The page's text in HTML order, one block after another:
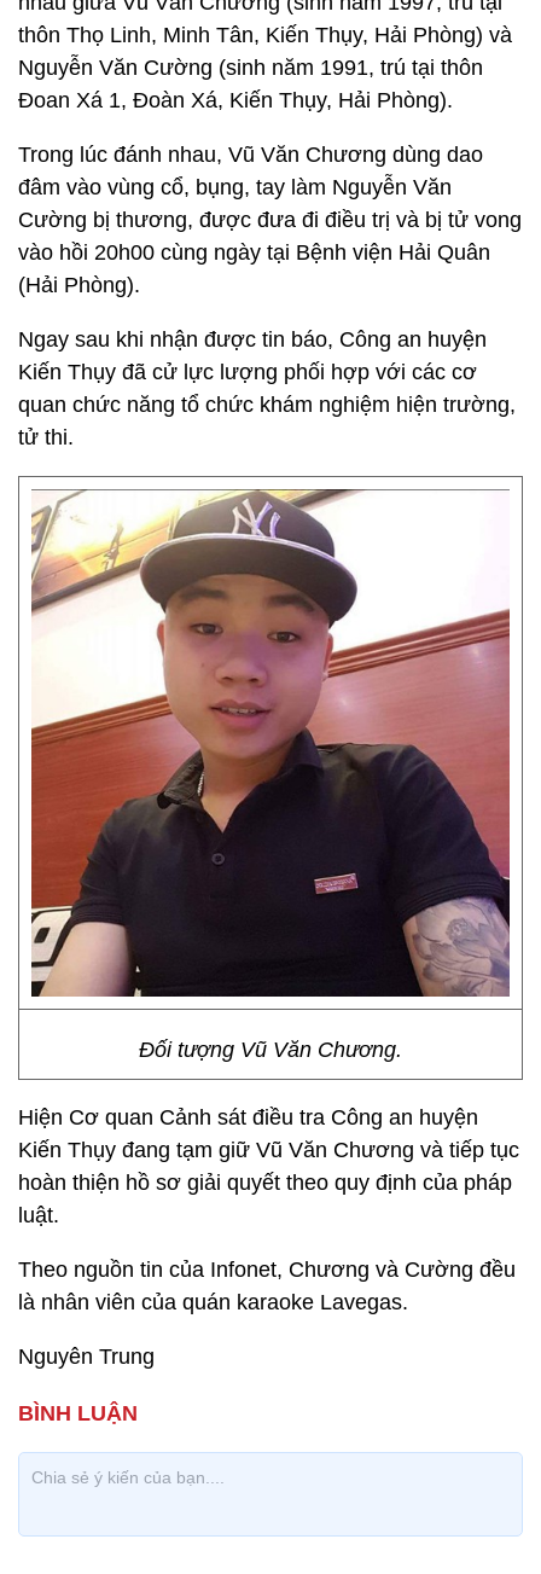
thôn Thọ Linh, Minh Tân, Kiến Thụy, Hải Phòng) và
Nguyễn Văn Cường (sinh năm 1991, trú tại thôn
Đoan Xá 1, Đoàn Xá, Kiến Thụy, Hải Phòng).
Trong lúc đánh nhau, Vũ Văn Chương dùng dao
đâm vào vùng cổ, bụng, tay làm Nguyễn Văn
Cường bị thương, được đưa đi điều trị và bị tử vong
vào hồi 20h00 cùng ngày tại Bệnh viện Hải Quân
(Hải Phòng).
Ngay sau khi nhận được tin báo, Công an huyện
Kiến Thụy đã cử lực lượng phối hợp với các cơ
quan chức năng tổ chức khám nghiệm hiện trường,
tử thi.
Đối tượng Vũ Văn Chương.
Hiện Cơ quan Cảnh sát điều tra Công an huyện
Kiến Thụy đang tạm giữ Vũ Văn Chương và tiếp tục
hoàn thiện hồ sơ giải quyết theo quy định của pháp
luật.
Theo nguồn tin của Infonet, Chương và Cường đều
là nhân viên của quán karaoke Lavegas.
Nguyên Trung